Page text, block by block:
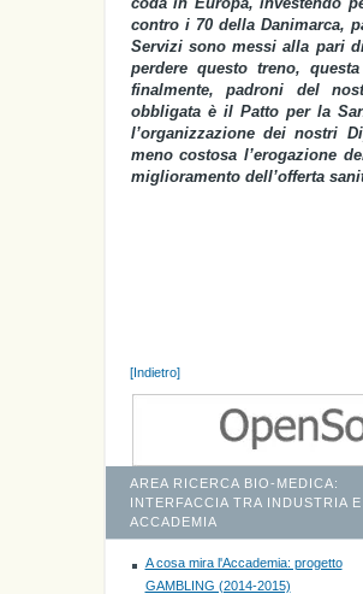
contro i 70 della Danimarca,
Servizi sono messi alla pari
perdere questo treno,
finalmente, padroni del
obbligata è il Patto per la
l’organizzazione dei nostri
meno costosa l’erogazione
miglioramento dell’offerta
[Indietro]
AREA RICERCA BIO-MEDICA:
INTERFACCIA TRA INDUSTRIA E
ACCADEMIA
A cosa mira l'Accademia: progetto
GAMBLING (2014-2015)